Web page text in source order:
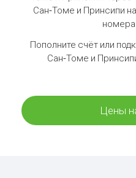
Сан-Томе и Принсипи
номера
Пополните счёт или
Сан-Томе и
Цены